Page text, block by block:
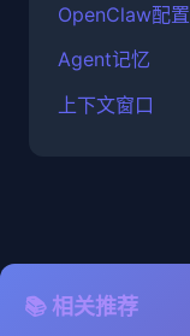
OpenClaw配置
Agent记忆
上下文窗口
📚 相关推荐